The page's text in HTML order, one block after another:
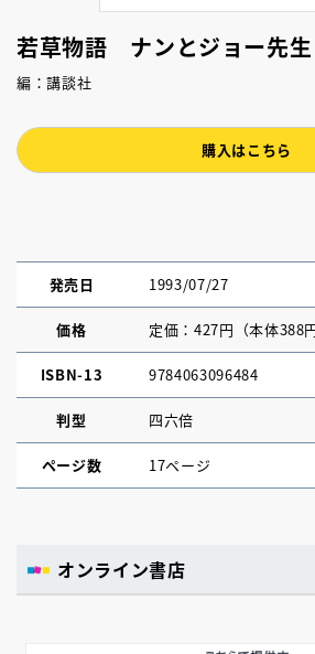
若草物語 ナンとジョー先生
編：講談社
購入はこちら
発売日 1993/07/27
価格 定価：427円（本体388円
ISBN-13 9784063096484
判型 四六倍
ページ数 17ページ
オンライン書店